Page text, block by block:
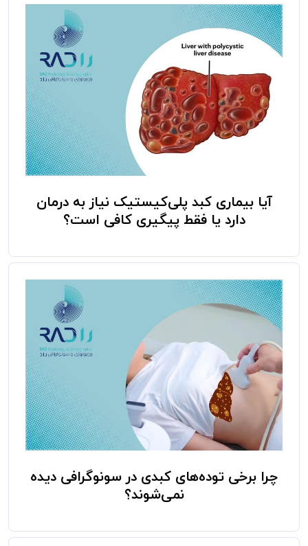
آیا بیماری کبد پلی‌کیستیک نیاز به درمان
دارد یا فقط پیگیری کافی است؟
چرا برخی توده‌های کبدی در سونوگرافی دیده
نمی‌شوند؟